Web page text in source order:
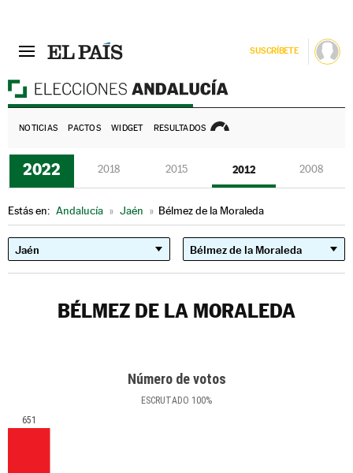
SUSCRÍBETE
NOTICIAS PACTOS WIDGET RESULTADOS
2022 2018 2015 2012 2008
Estás en: Andalucía » Jaén » Bélmez de la Moraleda
BÉLMEZ DE LA MORALEDA
Número de votos
ESCRUTADO 100%
651